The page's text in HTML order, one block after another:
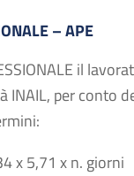
– APE
il
per conto
x 5,71 x n. giorni